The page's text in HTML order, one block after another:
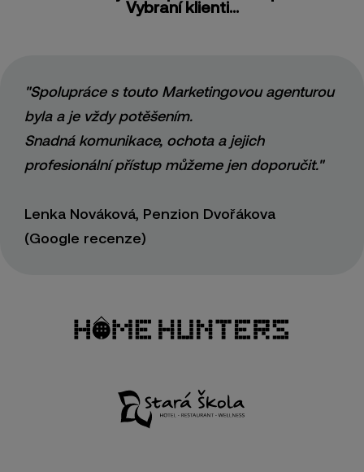
Vybraní klienti...
"Spolupráce s touto Marketingovou agenturou
byla a je vždy potěšením.
Snadná komunikace, ochota a jejich
profesionální přístup můžeme jen doporučit."
Lenka Nováková, Penzion Dvořákova
(Google recenze)